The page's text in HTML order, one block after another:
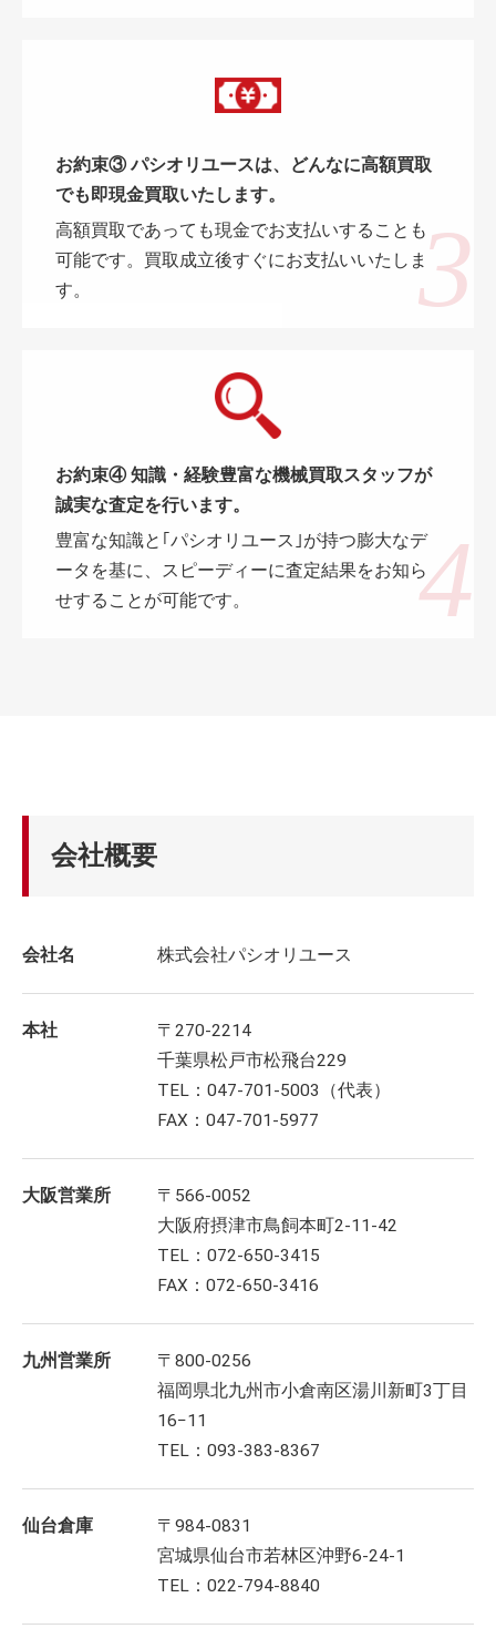
お約束③ パシオリユースは、どんなに高額買取
でも即現金買取いたします。
高額買取であっても現金でお支払いすることも
可能です。買取成立後すぐにお支払いいたしま
す。
お約束④ 知識・経験豊富な機械買取スタッフが
誠実な査定を行います。
豊富な知識と｢パシオリユース｣が持つ膨大なデ
ータを基に、スピーディーに査定結果をお知ら
せすることが可能です。
会社概要
会社名 株式会社パシオリユース
本社
〒270-2214
千葉県松戸市松飛台229
TEL：047-701-5003（代表）
FAX：047-701-5977
大阪営業所
〒566-0052
大阪府摂津市鳥飼本町2-11-42
TEL：072-650-3415
FAX：072-650-3416
九州営業所
〒800-0256
福岡県北九州市小倉南区湯川新町3丁目
16−11
TEL：093-383-8367
仙台倉庫
〒984-0831
宮城県仙台市若林区沖野6-24-1
TEL：022-794-8840